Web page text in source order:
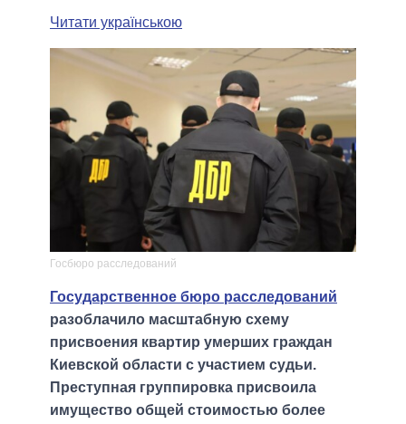
Читати українською
Госбюро расследований
Государственное бюро расследований
разоблачило масштабную схему
присвоения квартир умерших граждан
Киевской области с участием судьи.
Преступная группировка присвоила
имущество общей стоимостью более